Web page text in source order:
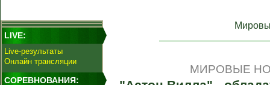
LIVE:
Live-результаты
Онлайн трансляции
СОРЕВНОВАНИЯ:
МИРОВЫЕ